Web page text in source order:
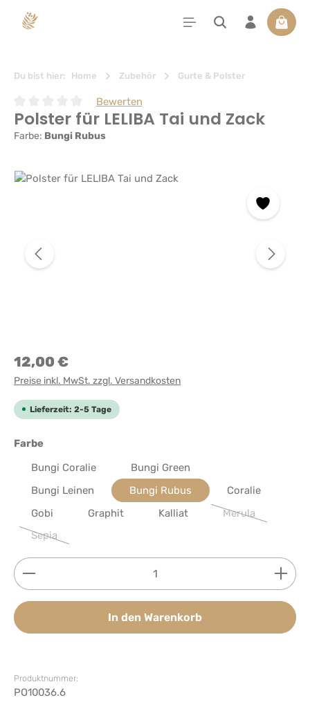
springen
Du bist hier: Home Zubehör Gurte & Polster
Durchschnittliche Bewertung von 0 von 5 Sternen
Bewerten
Polster für LELIBA Tai und Zack
Farbe: Bungi Rubus
Bildergalerie überspringen
12,00 €
Preise inkl. MwSt. zzgl. Versandkosten
Lieferzeit: 2-5 Tage
Farbeauswählen
Bungi Coralie
Bungi Green
Bungi Leinen
Bungi Rubus
Coralie
Gobi
Graphit Kalliat Merula
(Diese Option
Sepia
(Diese Option ist zurzeit nicht verfügbar.)
Produkt Anzahl: Gib den gewünschten Wert ein
In den Warenkorb
Produktnummer:
PO10036.6